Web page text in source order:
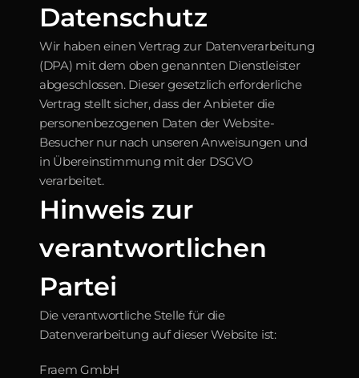
Datenschutz
Wir haben einen Vertrag zur Datenverarbeitung
(DPA) mit dem oben genannten Dienstleister
abgeschlossen. Dieser gesetzlich erforderliche
Vertrag stellt sicher, dass der Anbieter die
personenbezogenen Daten der Website-
Besucher nur nach unseren Anweisungen und
in Übereinstimmung mit der DSGVO
verarbeitet.
Hinweis zur
verantwortlichen
Partei
Die verantwortliche Stelle für die
Datenverarbeitung auf dieser Website ist:
Fraem GmbH